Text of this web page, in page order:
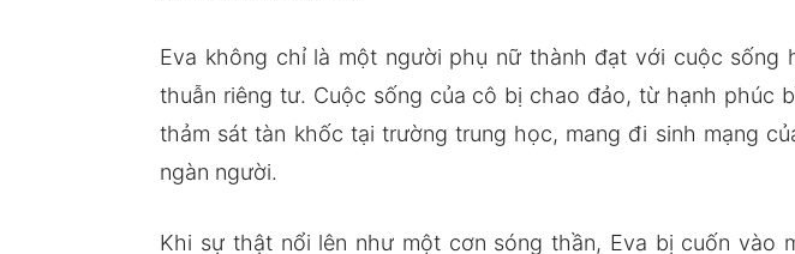
Eva không chỉ là một người phụ nữ thành đạt với cuộc
thuẫn riêng tư. Cuộc sống của cô bị chao đảo, từ hạnh phúc
thảm sát tàn khốc tại trường trung học, mang đi sinh mạng
ngàn người.
Khi sự thật nổi lên như một cơn sóng thần, Eva bị cuốn